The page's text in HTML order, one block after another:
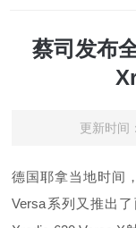
蔡司发布
更新时
德国耶拿当地时间
Versa系列又推出